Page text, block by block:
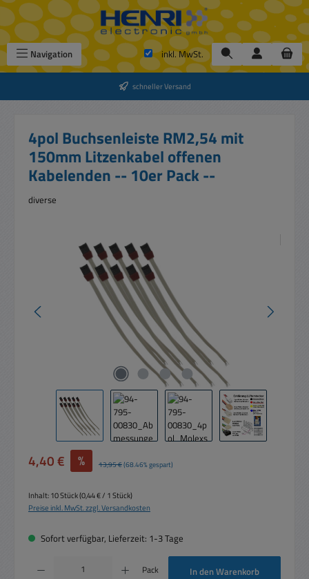
Zum Hauptinhalt springen
Navigation inkl. MwSt.
schneller Versand
4pol Buchsenleiste RM2,54 mit
150mm Litzenkabel offenen
Kabelenden -- 10er Pack --
diverse
Bildergalerie überspringen
Verkaufspreis:
4,40 € % Regulärer Preis:
13,95 €(68.46% gespart)
Inhalt:10 Stück(0,44 € / 1 Stück)
Preise inkl. MwSt. zzgl. Versandkosten
Sofort verfügbar, Lieferzeit: 1-3 Tage
Produkt Anzahl: Gib den gewünschten Wert ein oder benutze die Schaltflächen um
Pack In den Warenkorb